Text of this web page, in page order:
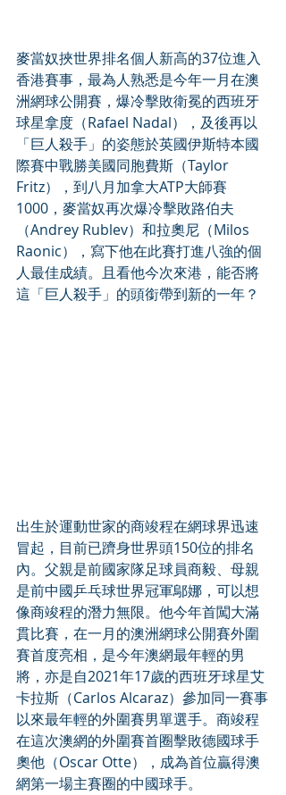
麥當奴挾世界排名個人新高的37位進入
香港賽事，最為人熟悉是今年一月在澳
洲網球公開賽，爆冷擊敗衛冕的西班牙
球星拿度（Rafael Nadal），及後再以
「巨人殺手」的姿態於英國伊斯特本國
際賽中戰勝美國同胞費斯（Taylor
Fritz），到八月加拿大ATP大師賽
1000，麥當奴再次爆冷擊敗路伯夫
（Andrey Rublev）和拉奧尼（Milos
Raonic），寫下他在此賽打進八強的個
人最佳成績。且看他今次來港，能否將
這「巨人殺手」的頭銜帶到新的一年？
出生於運動世家的商竣程在網球界迅速
冒起，目前已躋身世界頭150位的排名
內。父親是前國家隊足球員商毅、母親
是前中國乒乓球世界冠軍鄔娜，可以想
像商竣程的潛力無限。他今年首闖大滿
貫比賽，在一月的澳洲網球公開賽外圍
賽首度亮相，是今年澳網最年輕的男
將，亦是自2021年17歲的西班牙球星艾
卡拉斯（Carlos Alcaraz）參加同一賽事
以來最年輕的外圍賽男單選手。商竣程
在這次澳網的外圍賽首圈擊敗德國球手
奧他（Oscar Otte），成為首位贏得澳
網第一場主賽圈的中國球手。